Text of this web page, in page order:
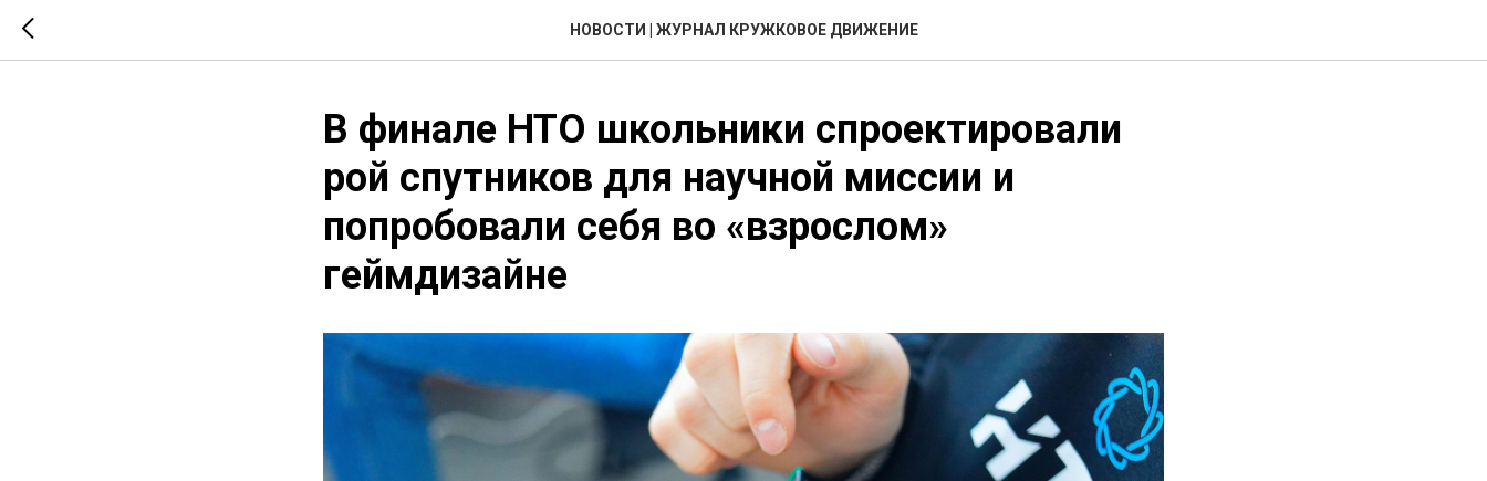
НОВОСТИ | ЖУРНАЛ КРУЖКОВОЕ ДВИЖЕНИЕ
В финале НТО школьники спроектировали
рой спутников для научной миссии и
попробовали себя во «взрослом»
геймдизайне